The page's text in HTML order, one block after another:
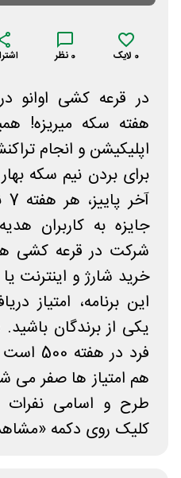
0 لایک 0 نظر
در قرعه کشی اوانو
هفته سکه میریزه!
اپلیکیشن و انجام
برای بردن نیم سکه
جایزه به کاربران
شرکت در قرعه کشی
خرید شارژ و اینترنت
این برنامه، امتیاز
یکی از برندگان
فرد در
هم امتیاز ها صفر می
طرح و اسامی نفرات
کلیک روی دکمه